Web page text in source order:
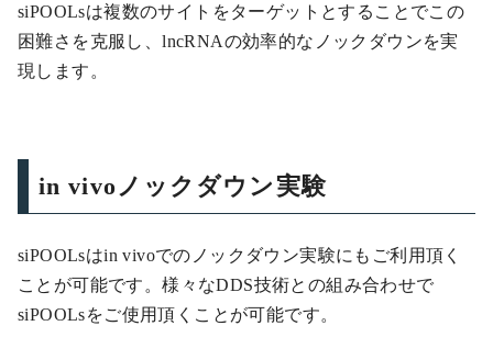
siPOOLsは複数のサイトをターゲットとすることでこの
困難さを克服し、lncRNAの効率的なノックダウンを実
現します。
in vivoノックダウン実験
siPOOLsはin vivoでのノックダウン実験にもご利用頂く
ことが可能です。様々なDDS技術との組み合わせで
siPOOLsをご使用頂くことが可能です。